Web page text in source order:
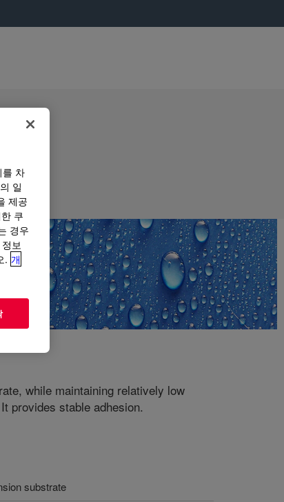
while maintaining relatively low
provides stable adhesion.
substrate
를 차
일
제공
쿠
경우
보
. 개